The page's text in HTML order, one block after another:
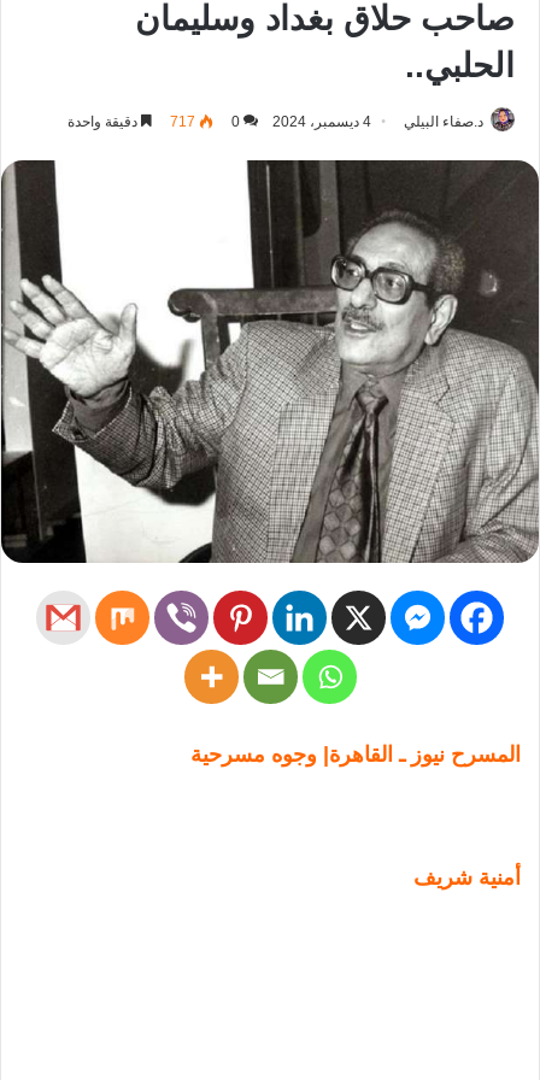
صاحب حلاق بغداد وسليمان
الحلبي..
د.صفاء البيلي 4 ديسمبر، 2024 0
717 دقيقة واحدة
المسرح نيوز ـ القاهرة| وجوه مسرحية
أمنية شريف